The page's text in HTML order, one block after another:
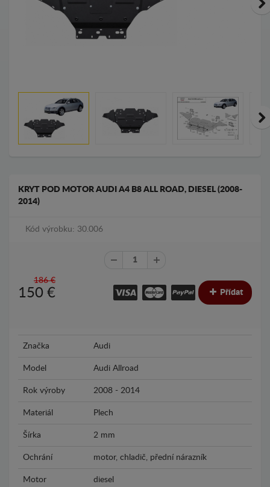
KRYT POD MOTOR AUDI A4 B8 ALL ROAD, DIESEL (2008-
2014)
Kód výrobku: 30.006
186 €
150 € Přídat
Značka Audi
Model Audi Allroad
Rok výroby 2008 - 2014
Materiál Plech
Šírka 2 mm
Ochrání motor, chladič, přední nárazník
Motor diesel